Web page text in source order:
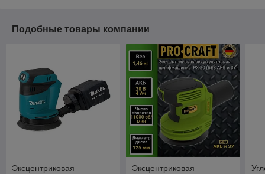
Подобные товары компании
Эксцентриковая
Эксцентриковая